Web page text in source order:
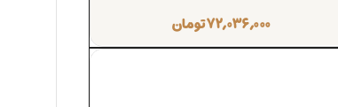
۷۲,۰۳۶,۰۰۰تومان